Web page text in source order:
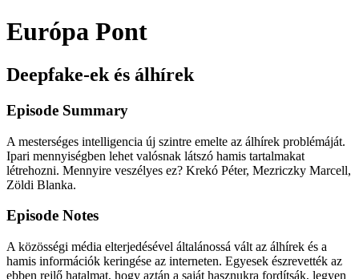
Európa Pont
Deepfake-ek és álhírek
Episode Summary
A mesterséges intelligencia új szintre emelte az álhírek problémáját.
Ipari mennyiségben lehet valósnak látszó hamis tartalmakat
létrehozni. Mennyire veszélyes ez? Krekó Péter, Mezriczky Marcell,
Zöldi Blanka.
Episode Notes
A közösségi média elterjedésével általánossá vált az álhírek és a
hamis információk keringése az interneten. Egyesek észrevették az
ebben rejlő hatalmat, hogy aztán a saját hasznukra fordítsák, legyen